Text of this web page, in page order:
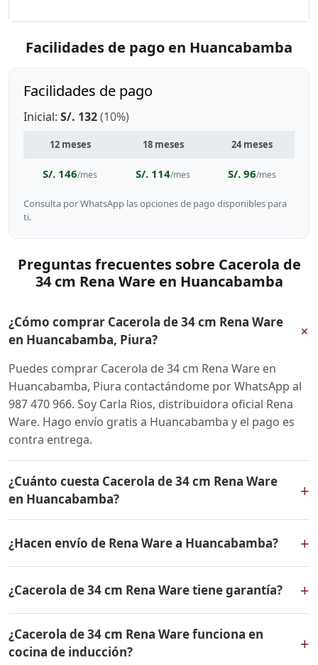
Facilidades de pago en Huancabamba
Facilidades de pago
Inicial: S/. 132(10%)
12 meses 18 meses 24 meses
S/. 146/mes S/. 114/mes S/. 96/mes
Consulta por WhatsApp las opciones de pago disponibles para
ti.
Preguntas frecuentes sobre Cacerola de
34 cm Rena Ware en Huancabamba
¿Cómo comprar Cacerola de 34 cm Rena Ware
en Huancabamba, Piura?
+
Puedes comprar Cacerola de 34 cm Rena Ware en
Huancabamba, Piura contactándome por WhatsApp al
987 470 966. Soy Carla Rios, distribuidora oficial Rena
Ware. Hago envío gratis a Huancabamba y el pago es
contra entrega.
¿Cuánto cuesta Cacerola de 34 cm Rena Ware
en Huancabamba?
+
en todo el Perú. Contáctame por WhatsApp para
conocer el precio actual, promociones disponibles y
facilidades de pago en cuotas desde el 10% de inicial.
¿Hacen envío de Rena Ware a Huancabamba? +
Ware a Huancabamba, Piura y a todo el Perú. El pago es
contra entrega.
¿Cacerola de 34 cm Rena Ware tiene garantía? +
vida contra defectos de fabricación. Todos los
productos Rena Ware están fabricados en acero
¿Cacerola de 34 cm Rena Ware funciona en
cocina de inducción?
+